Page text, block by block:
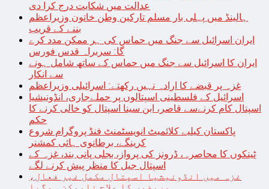
عدالت میں شکایت درج کرا دی
ہالینڈ میں پہلی بار مسلم تارکین وطن خاتون وزیراعظم
بننے کے قریب
ایران اسرائیل سے جنگ میں حماس کی ہر ممکن مدد کرے
گا: سربراہ قدس فورس
ایران کا اسرائیل سے جنگ میں حماس کے ساتھ شامل ہونے
سے انکار
غزہ پر قبضے کا ارادہ نہیں رکھتے: اسرائیلی وزیراعظم
اسرائیل کے فلسطینی اسپتالوں پر حملےجاری، انڈونیشیا
اسپتال کام کرنےسے قاصر، ابن سینا اسپتال کو خالی کرنے کا
حکم
پاکستان کیلیے کلائمیٹ انویسٹمنٹ فنڈ پروگرام شروع
کرینگے، برطانوی ہائی کمشنر
ٹینکوں کا محاصرہ، ڈرونز کی پرواز، بجلی پانی بند، غزہ کے
اسپتال جیل کا منظر پیش کرنے لگے
غزہ میں انڈونیشیا اسپتال مکمل غیر فعال،
مریضوں کا علاج ناممکن ہوگیا